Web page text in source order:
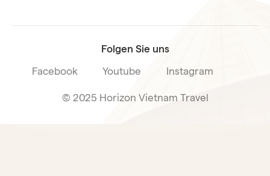
Folgen Sie uns
Facebook Youtube Instagram
© 2025 Horizon Vietnam Travel